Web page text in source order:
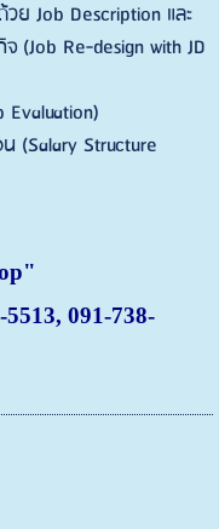
Job Description และ
(Job Re-design with JD
(Salary Structure
5513, 091-738-